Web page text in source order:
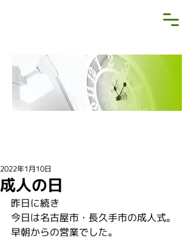
成人の日
2022年1月10日
昨日に続き
今日は名古屋市・長久手市の成人式。
早朝からの営業でした。